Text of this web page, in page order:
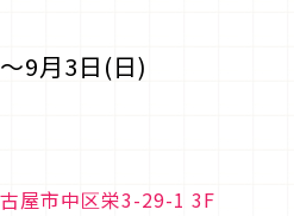
9月3日(日)
屋市中区栄3-29-1 3F